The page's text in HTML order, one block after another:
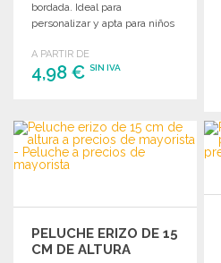
bordada. Ideal para
personalizar y apta para niños
A PARTIR DE
4,98 € SIN IVA
Solicitar un presupuesto
PELUCHE ERIZO DE 15
CM DE ALTURA